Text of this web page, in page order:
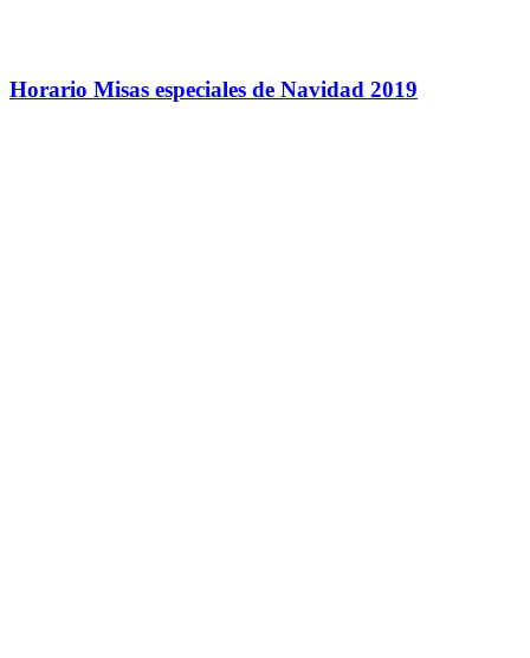
Horario Misas especiales de Navidad 2019